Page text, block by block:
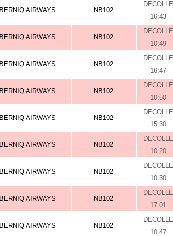
BERNIQ AIRWAYS NB102
DECOLLE
16:43
BERNIQ AIRWAYS NB102
DECOLLE
10:49
BERNIQ AIRWAYS NB102
DECOLLE
16:47
BERNIQ AIRWAYS NB102
DECOLLE
10:50
BERNIQ AIRWAYS NB102
DECOLLE
15:30
BERNIQ AIRWAYS NB102
DECOLLE
10:20
BERNIQ AIRWAYS NB102
DECOLLE
10:30
BERNIQ AIRWAYS NB102
DECOLLE
17:01
BERNIQ AIRWAYS NB102
DECOLLE
10:47